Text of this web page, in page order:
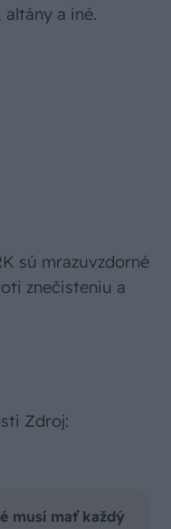
BARK v
však tiež vhodná
sú záhradné
a iné.